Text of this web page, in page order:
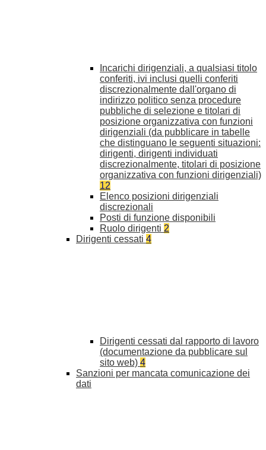
Incarichi dirigenziali, a qualsiasi titolo
conferiti, ivi inclusi quelli conferiti
discrezionalmente dall'organo di
indirizzo politico senza procedure
pubbliche di selezione e titolari di
posizione organizzativa con funzioni
dirigenziali (da pubblicare in tabelle
che distinguano le seguenti situazioni:
dirigenti, dirigenti individuati
discrezionalmente, titolari di posizione
organizzativa con funzioni dirigenziali)
12
Elenco posizioni dirigenziali
discrezionali
Posti di funzione disponibili
Ruolo dirigenti 2
Dirigenti cessati 4
Dirigenti cessati dal rapporto di lavoro
(documentazione da pubblicare sul
sito web) 4
Sanzioni per mancata comunicazione dei
dati